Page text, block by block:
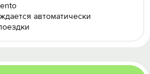
автоматически